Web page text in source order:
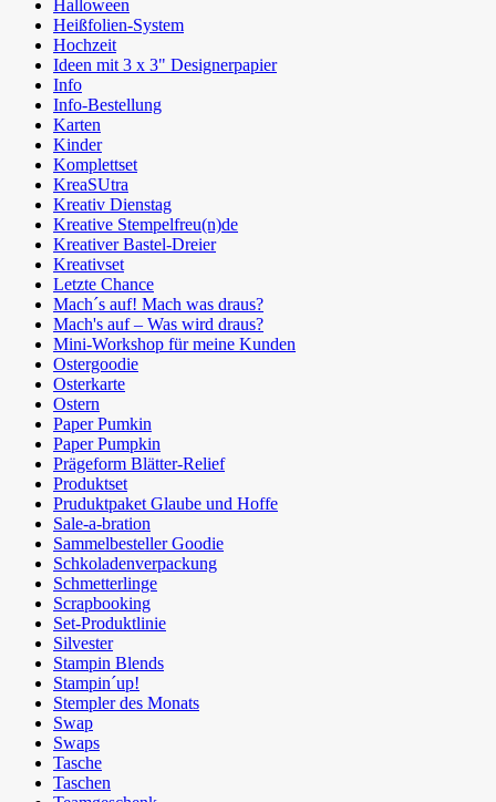
Halloween
Heißfolien-System
Hochzeit
Ideen mit 3 x 3" Designerpapier
Info
Info-Bestellung
Karten
Kinder
Komplettset
KreaSUtra
Kreativ Dienstag
Kreative Stempelfreu(n)de
Kreativer Bastel-Dreier
Kreativset
Letzte Chance
Mach´s auf! Mach was draus?
Mach's auf – Was wird draus?
Mini-Workshop für meine Kunden
Ostergoodie
Osterkarte
Ostern
Paper Pumkin
Paper Pumpkin
Prägeform Blätter-Relief
Produktset
Pruduktpaket Glaube und Hoffe
Sale-a-bration
Sammelbesteller Goodie
Schkoladenverpackung
Schmetterlinge
Scrapbooking
Set-Produktlinie
Silvester
Stampin Blends
Stampin´up!
Stempler des Monats
Swap
Swaps
Tasche
Taschen